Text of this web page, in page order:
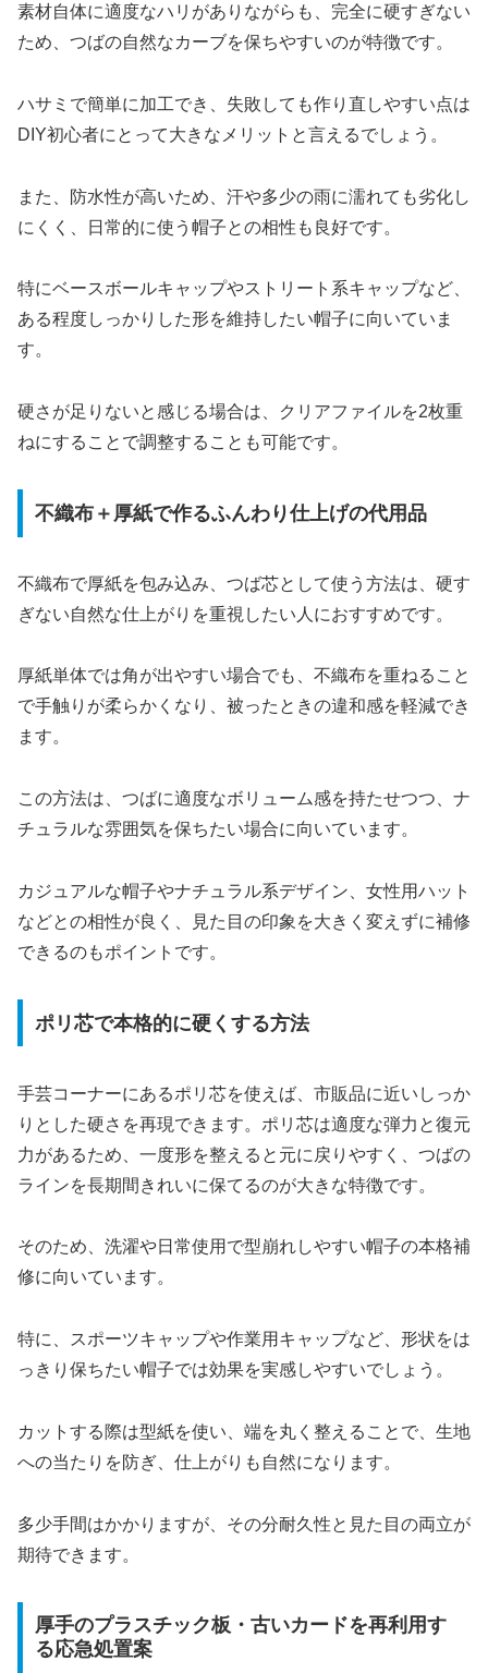
素材自体に適度なハリがありながらも、完全に硬すぎない
ため、つばの自然なカーブを保ちやすいのが特徴です。
ハサミで簡単に加工でき、失敗しても作り直しやすい点は
DIY初心者にとって大きなメリットと言えるでしょう。
また、防水性が高いため、汗や多少の雨に濡れても劣化し
にくく、日常的に使う帽子との相性も良好です。
特にベースボールキャップやストリート系キャップなど、
ある程度しっかりした形を維持したい帽子に向いていま
す。
硬さが足りないと感じる場合は、クリアファイルを2枚重
ねにすることで調整することも可能です。
不織布＋厚紙で作るふんわり仕上げの代用品
不織布で厚紙を包み込み、つば芯として使う方法は、硬す
ぎない自然な仕上がりを重視したい人におすすめです。
厚紙単体では角が出やすい場合でも、不織布を重ねること
で手触りが柔らかくなり、被ったときの違和感を軽減でき
ます。
この方法は、つばに適度なボリューム感を持たせつつ、ナ
チュラルな雰囲気を保ちたい場合に向いています。
カジュアルな帽子やナチュラル系デザイン、女性用ハット
などとの相性が良く、見た目の印象を大きく変えずに補修
できるのもポイントです。
ポリ芯で本格的に硬くする方法
手芸コーナーにあるポリ芯を使えば、市販品に近いしっか
りとした硬さを再現できます。ポリ芯は適度な弾力と復元
力があるため、一度形を整えると元に戻りやすく、つばの
ラインを長期間きれいに保てるのが大きな特徴です。
そのため、洗濯や日常使用で型崩れしやすい帽子の本格補
修に向いています。
特に、スポーツキャップや作業用キャップなど、形状をは
っきり保ちたい帽子では効果を実感しやすいでしょう。
カットする際は型紙を使い、端を丸く整えることで、生地
への当たりを防ぎ、仕上がりも自然になります。
多少手間はかかりますが、その分耐久性と見た目の両立が
期待できます。
厚手のプラスチック板・古いカードを再利用す
る応急処置案